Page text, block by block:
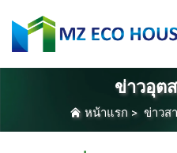
ข่าวอุต
หน้าแรก > ข่าวส